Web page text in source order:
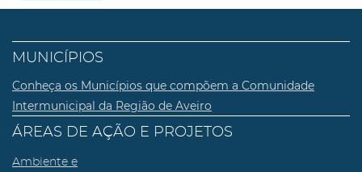
MUNICÍPIOS
Conheça os Municípios que compõem a Comunidade
Intermunicipal da Região de Aveiro
ÁREAS DE AÇÃO E PROJETOS
Ambiente e